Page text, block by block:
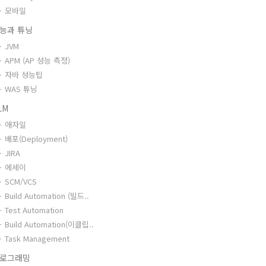
모바일
과 튜닝
JVM
APM (AP 성능 측정)
자바 성능팁
WAS 튜닝
애자일
배포(Deployment)
JIRA
에세이
SCM/VCS
Build Automation (빌드..
Test Automation
Build Automation(이클립..
Task Management
그래밍